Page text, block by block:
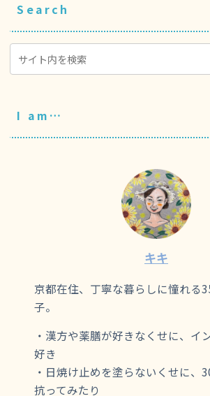
Search
I am…
キキ
京都在住、丁寧な暮らしに憧れる
子。
・漢方や薬膳が好きなくせに、イ
好き
・日焼け止めを塗らないくせに、
抗ってみたり